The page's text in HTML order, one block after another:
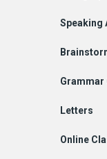
Speaking
Grammar
Letters
Online